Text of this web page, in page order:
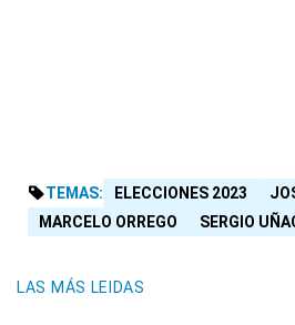
TEMAS: ELECCIONES 2023
MARCELO ORREGO
SERGIO
LAS MÁS LEIDAS